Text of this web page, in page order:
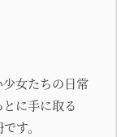
女たちの日常
に手に取る
す。